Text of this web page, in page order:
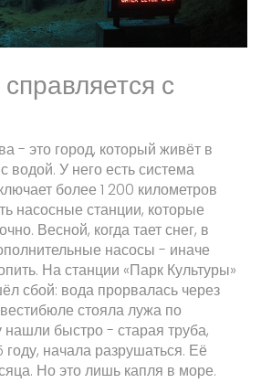
с
- это город, который живёт в
водой. У него есть система
более 1 200 километров
насосные станции, которые
Весной, когда тает снег, в
насосы - иначе
На станции «Парк Культуры»
сбой: вода прорвалась через
стояла лужа по
нашли быстро - старая труба,
начала разрушаться. Её
Но это лишь капля в море.